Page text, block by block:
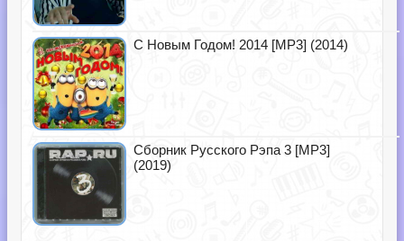
С Новым Годом! 2014 [MP3] (2014)
Сборник Русского Рэпа 3 [MP3]
(2019)